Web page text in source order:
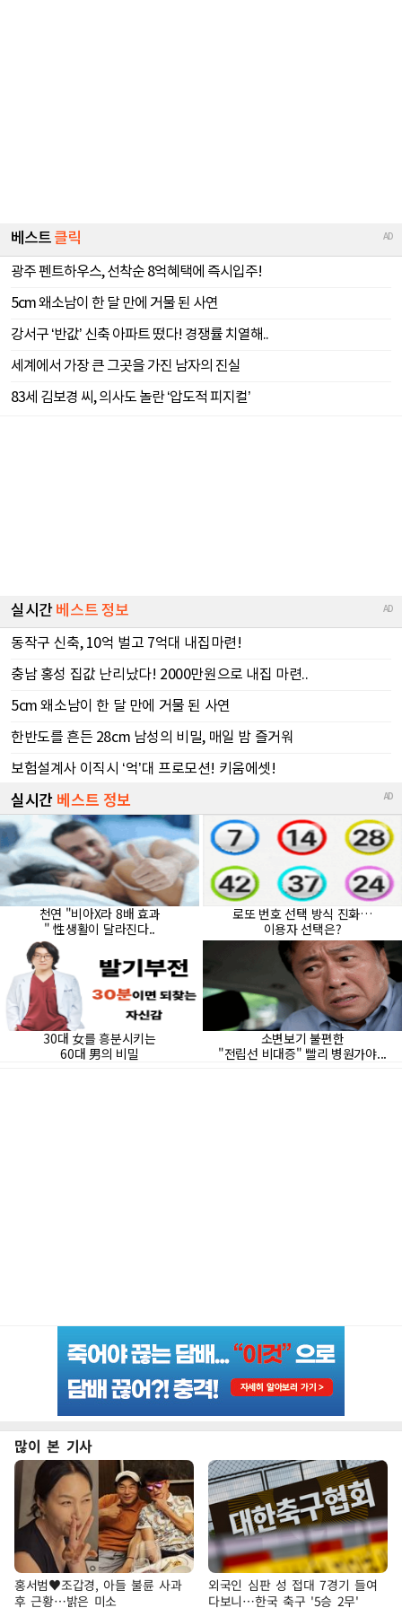
많이 본 기사
홍서범♥조갑경, 아들 불륜 사과
후 근황…밝은 미소
외국인 심판 성 접대 7경기 들여
다보니…한국 축구 '5승 2무'